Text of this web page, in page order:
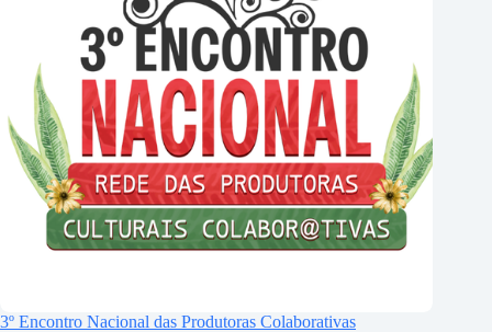
3º Encontro Nacional das Produtoras Colaborativas